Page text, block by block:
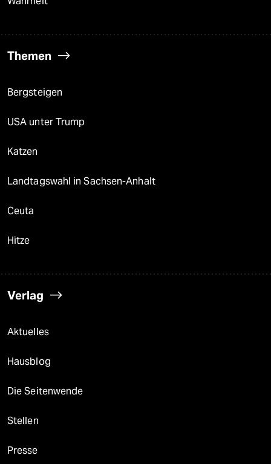
Themen
Bergsteigen
USA unter Trump
Katzen
Landtagswahl in Sachsen-Anhalt
Ceuta
Hitze
Verlag
Aktuelles
Hausblog
Die Seitenwende
Stellen
Presse